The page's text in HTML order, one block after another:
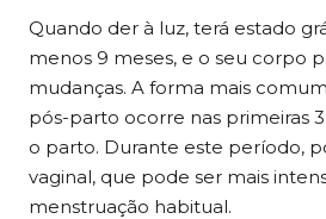
Quando der à luz, terá estado
menos 9 meses, e o seu corpo
mudanças. A forma mais
pós-parto ocorre nas primeiras
o parto. Durante este período,
vaginal, que pode ser mais
menstruação habitual.